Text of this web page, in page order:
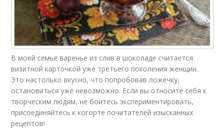
В моей семье варенье из слив в шоколаде считается
визитной карточкой уже третьего поколения женщин.
Это настолько вкусно, что попробовав ложечку,
остановиться уже невозможно. Если вы относите себя к
творческим людям, не боитесь экспериментировать,
присоединяйтесь к когорте почитателей изысканных
рецептов!